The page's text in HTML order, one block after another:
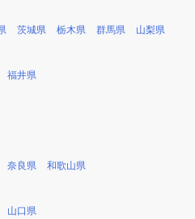
茨城県 栃木県 群馬県 山梨県
福井県
奈良県 和歌山県
山口県